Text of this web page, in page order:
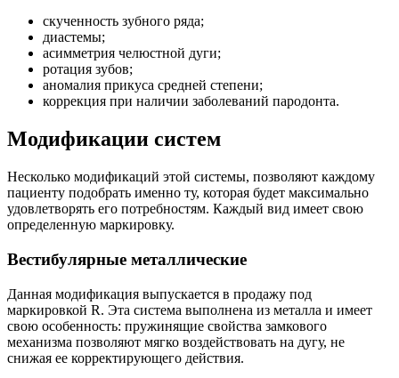
скученность зубного ряда;
диастемы;
асимметрия челюстной дуги;
ротация зубов;
аномалия прикуса средней степени;
коррекция при наличии заболеваний пародонта.
Модификации систем
Несколько модификаций этой системы, позволяют каждому
пациенту подобрать именно ту, которая будет максимально
удовлетворять его потребностям. Каждый вид имеет свою
определенную маркировку.
Вестибулярные металлические
Данная модификация выпускается в продажу под
маркировкой R. Эта система выполнена из металла и имеет
свою особенность: пружинящие свойства замкового
механизма позволяют мягко воздействовать на дугу, не
снижая ее корректирующего действия.